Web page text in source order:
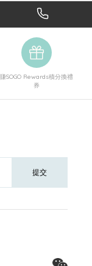
賺SOGO Rewards積分換禮
券
提交